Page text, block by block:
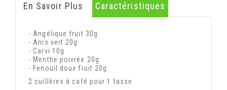
En Savoir Plus Caractéristiques
- Angélique fruit 30g
- Anis vert 20g
- Carvi 10g
- Menthe poivrée 20g
- Fenouil doux fruit 20g
2 cuillères à café pour 1 tasse